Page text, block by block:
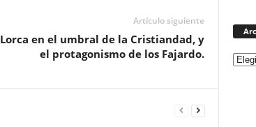
Artículo siguiente
Lorca en el umbral de la Cristiandad, y
el protagonismo de los Fajardo.